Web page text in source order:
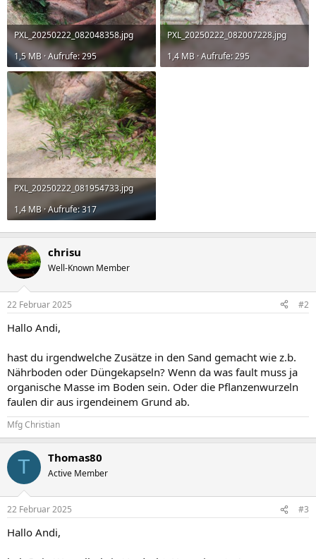
PXL_20250222_082048358.jpg
1,5 MB · Aufrufe: 295
PXL_20250222_082007228.jpg
1,4 MB · Aufrufe: 295
PXL_20250222_081954733.jpg
1,4 MB · Aufrufe: 317
chrisu
Well-Known Member
22 Februar 2025 #2
Hallo Andi,
hast du irgendwelche Zusätze in den Sand gemacht wie z.b.
Nährboden oder Düngekapseln? Wenn da was fault muss ja
organische Masse im Boden sein. Oder die Pflanzenwurzeln
faulen dir aus irgendeinem Grund ab.
Mfg Christian
T Thomas80
Active Member
22 Februar 2025 #3
Hallo Andi,